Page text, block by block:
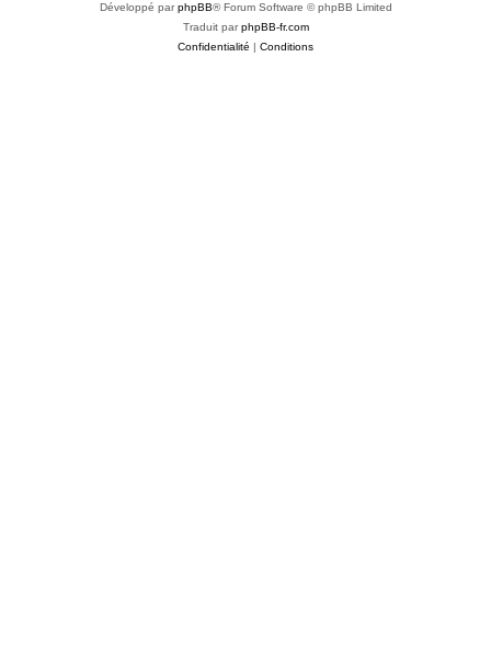
Développé parphpBB® Forum Software © phpBB Limited
Traduit parphpBB-fr.com
Confidentialité | Conditions